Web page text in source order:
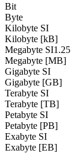
Bit
Byte
Kilobyte SI
Kilobyte [kB]
Megabyte SI1.25
Megabyte [MB]
Gigabyte SI
Gigabyte [GB]
Terabyte SI
Terabyte [TB]
Petabyte SI
Petabyte [PB]
Exabyte SI
Exabyte [EB]